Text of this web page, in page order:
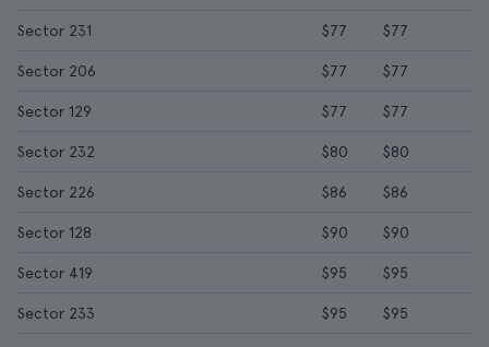
Sector 231 $77 $77
Sector 206 $77 $77
Sector 129 $77 $77
Sector 232 $80 $80
Sector 226 $86 $86
Sector 128 $90 $90
Sector 419 $95 $95
Sector 233 $95 $95